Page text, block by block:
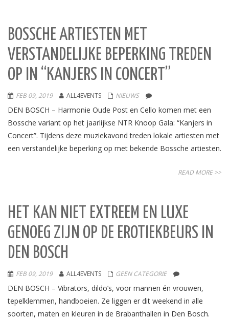
BOSSCHE ARTIESTEN MET
VERSTANDELIJKE BEPERKING TREDEN
OP IN “KANJERS IN CONCERT”
FEB 09, 2019 ALL4EVENTS NIEUWS
DEN BOSCH – Harmonie Oude Post en Cello komen met een
Bossche variant op het jaarlijkse NTR Knoop Gala: “Kanjers in
Concert”. Tijdens deze muziekavond treden lokale artiesten met
een verstandelijke beperking op met bekende Bossche artiesten.
READ MORE >>
HET KAN NIET EXTREEM EN LUXE
GENOEG ZIJN OP DE EROTIEKBEURS IN
DEN BOSCH
FEB 09, 2019 ALL4EVENTS GEEN CATEGORIE
DEN BOSCH – Vibrators, dildo’s, voor mannen én vrouwen,
tepelklemmen, handboeien. Ze liggen er dit weekend in alle
soorten, maten en kleuren in de Brabanthallen in Den Bosch.